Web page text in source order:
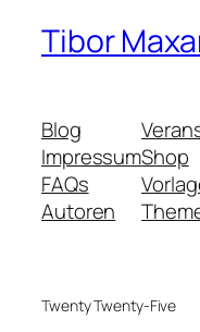
Tibor
Blog
Impressum
FAQs
Autoren
Shop
Twenty Twenty-Five